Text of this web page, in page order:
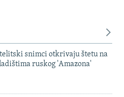
snimci otkrivaju štetu na
ruskog 'Amazona'